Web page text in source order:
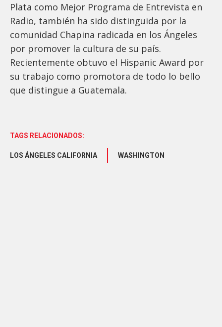
Plata como Mejor Programa de Entrevista en
Radio, también ha sido distinguida por la
comunidad Chapina radicada en los Ángeles
por promover la cultura de su país.
Recientemente obtuvo el Hispanic Award por
su trabajo como promotora de todo lo bello
que distingue a Guatemala.
TAGS RELACIONADOS:
LOS ÁNGELES CALIFORNIA WASHINGTON